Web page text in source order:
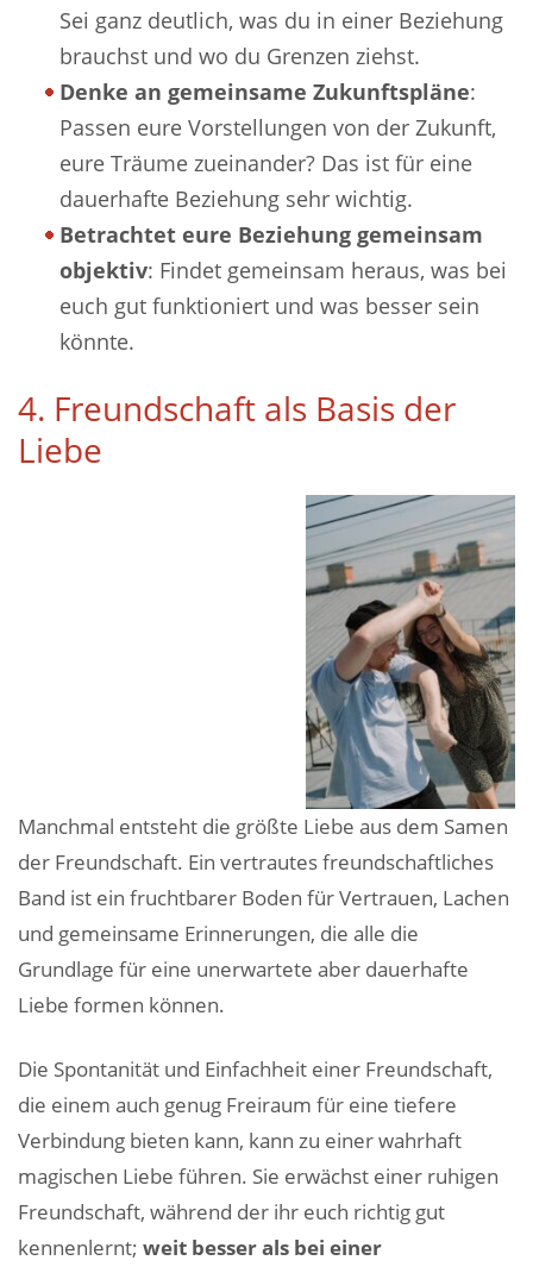
Sei ganz deutlich, was du in einer Beziehung
brauchst und wo du Grenzen ziehst.
Denke an gemeinsame Zukunftspläne:
Passen eure Vorstellungen von der Zukunft,
eure Träume zueinander? Das ist für eine
dauerhafte Beziehung sehr wichtig.
Betrachtet eure Beziehung gemeinsam
objektiv: Findet gemeinsam heraus, was bei
euch gut funktioniert und was besser sein
könnte.
4. Freundschaft als Basis der
Liebe
Manchmal entsteht die größte Liebe aus dem Samen
der Freundschaft. Ein vertrautes freundschaftliches
Band ist ein fruchtbarer Boden für Vertrauen, Lachen
und gemeinsame Erinnerungen, die alle die
Grundlage für eine unerwartete aber dauerhafte
Liebe formen können.
Die Spontanität und Einfachheit einer Freundschaft,
die einem auch genug Freiraum für eine tiefere
Verbindung bieten kann, kann zu einer wahrhaft
magischen Liebe führen. Sie erwächst einer ruhigen
Freundschaft, während der ihr euch richtig gut
kennenlernt; weit besser als bei einer